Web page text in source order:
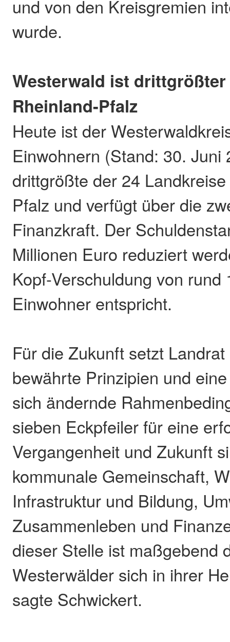
und von den Kreisgremien
wurde.
Westerwald ist
Rheinland-Pfalz
Heute ist der
Einwohnern (Stand: 30. Juni
drittgrößte der 24
Pfalz und verfügt über die
Finanzkraft. Der
Millionen Euro reduziert
Kopf-Verschuldung von rund
Einwohner entspricht.
Für die Zukunft setzt
bewährte Prinzipien und
sich ändernde
sieben Eckpfeiler für eine
Vergangenheit und Zukunft
kommunale Gemeinschaft,
Infrastruktur und Bildung,
Zusammenleben und
dieser Stelle ist maßgebend
Westerwälder sich in ihrer
sagte Schwickert.